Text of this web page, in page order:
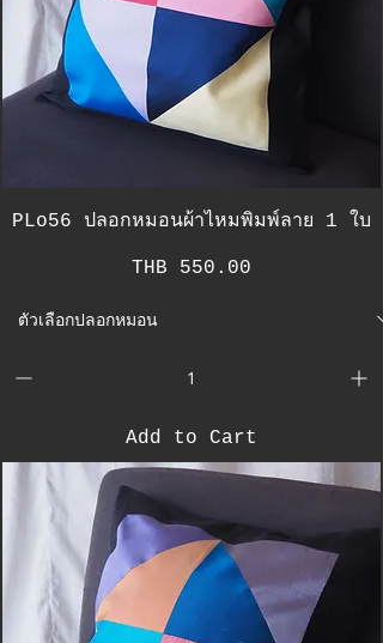
PLo56 ปลอกหมอนผ้าไหมพิมพ์ลาย 1 ใบ
Price
THB 550.00
Add to Cart